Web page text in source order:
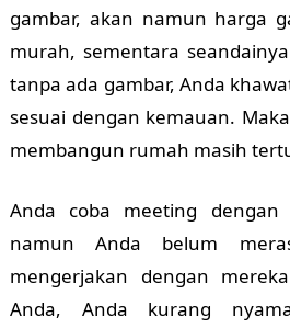
gambar, akan namun harga
murah, sementara
tanpa ada gambar, Anda
sesuai dengan kemauan.
membangun rumah masih
Anda coba meeting dengan
namun Anda belum
mengerjakan dengan
Anda, Anda kurang